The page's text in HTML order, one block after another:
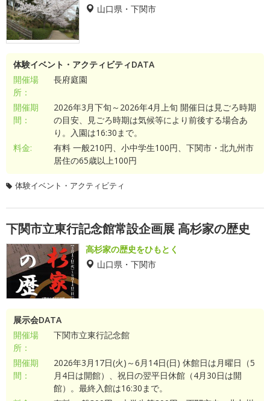
山口県・下関市
体験イベント・アクティビティDATA
開催場
所：
長府庭園
開催期
間：
2026年3月下旬～2026年4月上旬 開催日は見ごろ時期
の目安、見ごろ時期は気候等により前後する場合あ
り。入園は16:30まで。
料金:
有料 一般210円、小中学生100円、下関市・北九州市
居住の65歳以上100円
体験イベント・アクティビティ
下関市立東行記念館常設企画展 高杉家の歴史
高杉家の歴史をひもとく
山口県・下関市
展示会DATA
開催場
所：
下関市立東行記念館
開催期
間：
2026年3月17日(火)～6月14日(日) 休館日は月曜日（5
月4日は開館）、祝日の翌平日休館（4月30日は開
館）。最終入館は16:30まで。